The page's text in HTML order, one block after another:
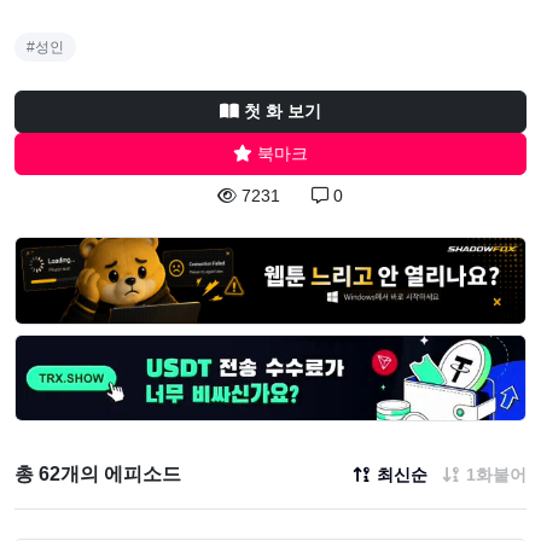
#성인
첫 화 보기
북마크
7231 0
총 62개의 에피소드 최신순 1화붙어